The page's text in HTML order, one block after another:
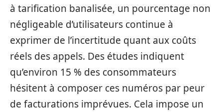
à tarification banalisée, un pourcentage non
négligeable d’utilisateurs continue à
exprimer de l’incertitude quant aux coûts
réels des appels. Des études indiquent
qu’environ 15 % des consommateurs
hésitent à composer ces numéros par peur
de facturations imprévues. Cela impose un